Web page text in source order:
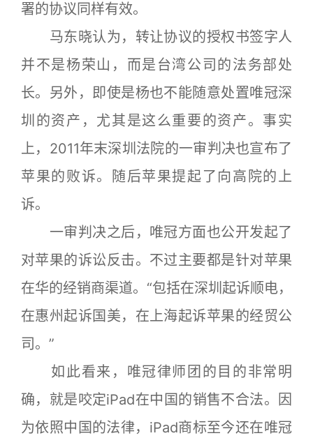
署的协议同样有效。
马东晓认为，转让协议的授权书签字人
并不是杨荣山，而是台湾公司的法务部处
长。另外，即使是杨也不能随意处置唯冠深
圳的资产，尤其是这么重要的资产。事实
上，2011年末深圳法院的一审判决也宣布了
苹果的败诉。随后苹果提起了向高院的上
诉。
一审判决之后，唯冠方面也公开发起了
对苹果的诉讼反击。不过主要都是针对苹果
在华的经销商渠道。“包括在深圳起诉顺电，
在惠州起诉国美，在上海起诉苹果的经贸公
司。”
如此看来，唯冠律师团的目的非常明
确，就是咬定iPad在中国的销售不合法。因
为依照中国的法律，iPad商标至今还在唯冠